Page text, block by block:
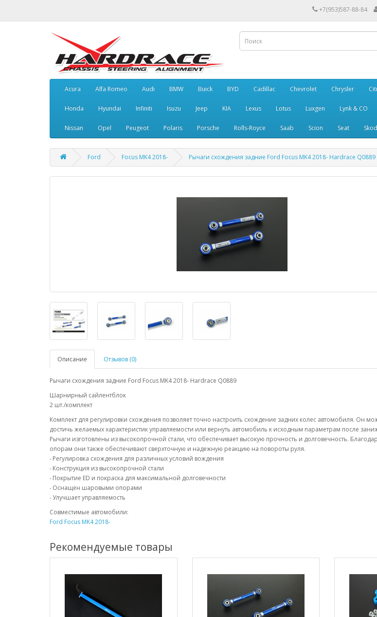
+7(953)587-88-84
Acura Alfa Romeo Audi BMW Buick BYD Cadillac Chevrolet Chrysler
Honda Hyundai Infiniti Isuzu Jeep KIA Lexus Lotus Luxgen Lynk & CO
Nissan Opel Peugeot Polaris Porsche Rolls-Royce Saab Scion Seat
Ford Focus MK4 2018- Рычаги схождения задние Ford Focus MK4 2018- Hardrace Q0889
Описание Отзывов (0)
Рычаги схождения задние Ford Focus MK4 2018- Hardrace Q0889
Шарнирный сайлентблок
2 шт./комплект
Комплект для регулировки схождения позволяет точно настроить схождение задних колес автомобиля. Он
достичь желаемых характеристик управляемости или вернуть автомобиль к исходным параметрам после
Рычаги изготовлены из высокопрочной стали, что обеспечивает высокую прочность и долговечность.
опорам они также обеспечивают сверхточную и надежную реакцию на повороты руля.
‧ Регулировка схождения для различных условий вождения
‧ Конструкция из высокопрочной стали
‧ Покрытие ED и покраска для максимальной долговечности
‧ Оснащен шаровыми опорами
‧ Улучшает управляемость
Совместимые автомобили:
Ford Focus MK4 2018-
Рекомендуемые товары